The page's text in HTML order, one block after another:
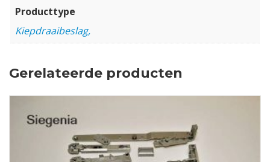
Producttype
Kiepdraaibeslag,
Gerelateerde producten